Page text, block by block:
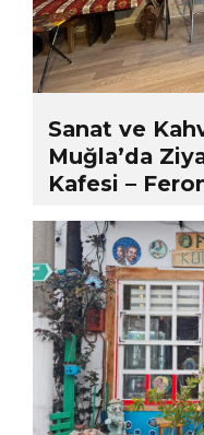
Sanat ve
Muğla’da
Kafesi –